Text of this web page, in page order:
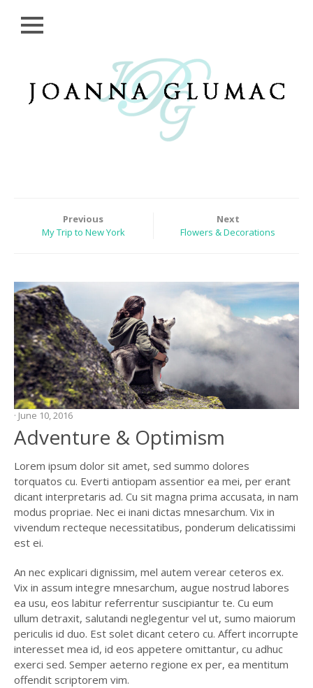
Close
SESSIONS
Previous
My Trip to New York
Next
Flowers & Decorations
· June 10, 2016
Adventure & Optimism
Lorem ipsum dolor sit amet, sed summo dolores
torquatos cu. Everti antiopam assentior ea mei, per erant
dicant interpretaris ad. Cu sit magna prima accusata, in nam
modus propriae. Nec ei inani dictas mnesarchum. Vix in
vivendum recteque necessitatibus, ponderum delicatissimi
est ei.
An nec explicari dignissim, mel autem verear ceteros ex.
Vix in assum integre mnesarchum, augue nostrud labores
ea usu, eos labitur referrentur suscipiantur te. Cu eum
ullum detraxit, salutandi neglegentur vel ut, sumo maiorum
periculis id duo. Est solet dicant cetero cu. Affert incorrupte
interesset mea id, id eos appetere omittantur, cu adhuc
exerci sed. Semper aeterno regione ex per, ea mentitum
offendit scriptorem vim.